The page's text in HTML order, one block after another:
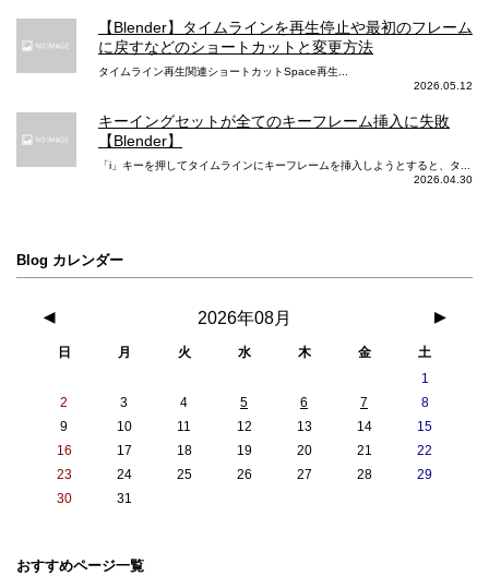
【Blender】タイムラインを再生停止や最初のフレーム
に戻すなどのショートカットと変更方法
タイムライン再生関連ショートカットSpace再生...
2026.05.12
キーイングセットが全てのキーフレーム挿入に失敗
【Blender】
「i」キーを押してタイムラインにキーフレームを挿入しようとすると、タ...
2026.04.30
Blog カレンダー
2026年08月
◀ ▶
日 月 火 水 木 金
土
1
2
3 4 5 6 7
8
9
10 11 12 13 14
15
16
17 18 19 20 21
22
23
24 25 26 27 28
29
30
31
おすすめページ一覧